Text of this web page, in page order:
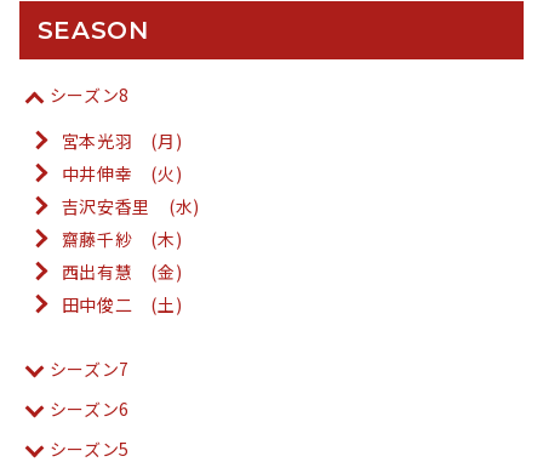
SEASON
シーズン8
宮本光羽 (月)
中井伸幸 (火)
吉沢安香里 (水)
齋藤千紗 (木)
西出有慧 (金)
田中俊二 (土)
シーズン7
シーズン6
シーズン5